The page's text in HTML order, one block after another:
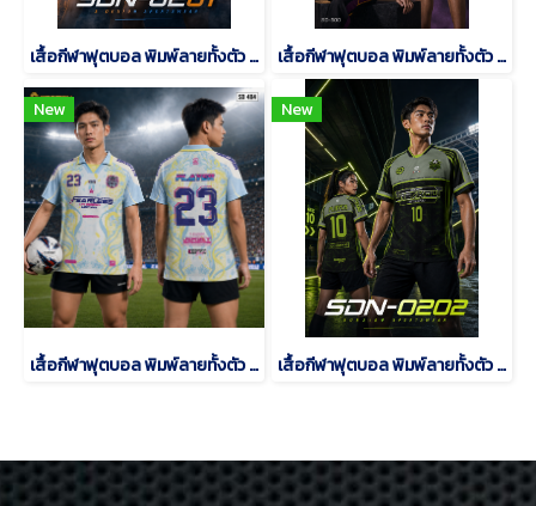
เสื้อกีฬาฟุตบอล พิมพ์ลายทั้งตัว เนื้อผ้า "นาโนเทค"SDN-0201 เสื้อกีฬาฟุตบอล พิมพ์ลายทั้งตัว เนื้อผ้า "นาโนเทค"SD-500
New
เสื้อกีฬาฟุตบอล พิมพ์ลายทั้งตัว เนื้อผ้า "นาโนเทค"SD-484
New
เสื้อกีฬาฟุตบอล พิมพ์ลายทั้งตัว เนื้อผ้า "นาโนเทค"SDN-0202